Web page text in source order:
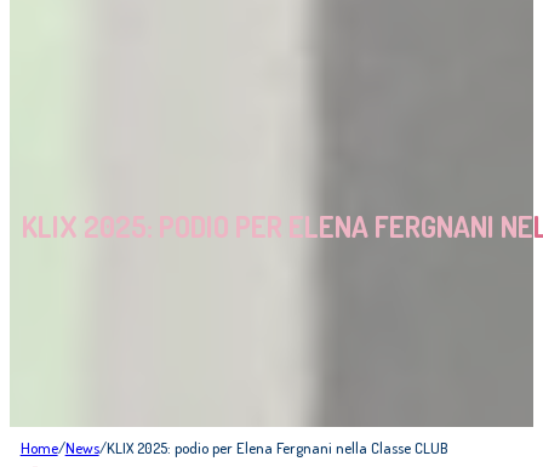
KLIX 2025: PODIO PER ELENA FERGNANI
Home/News/KLIX 2025: podio per Elena Fergnani nella Classe CLUB